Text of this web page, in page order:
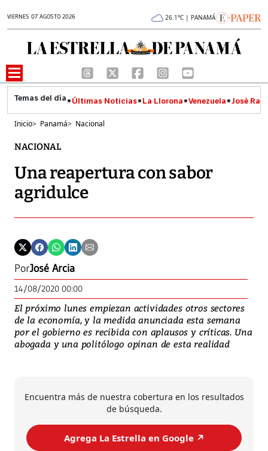
VIERNES 07 AGOSTO 2026 26.1°C | PANAMÁ
Últimas Noticias La Llorona Venezuela José
Inicio> Panamá> Nacional
NACIONAL
Una reapertura con sabor
agridulce
PorJosé Arcia
14/08/2020 00:00
El próximo lunes empiezan actividades otros sectores
de la economía, y la medida anunciada esta semana
por el gobierno es recibida con aplausos y críticas. Una
abogada y una politólogo opinan de esta realidad
Encuentra más de nuestra cobertura en los resultados
de búsqueda.
Agrega La Estrella en Google ↗️